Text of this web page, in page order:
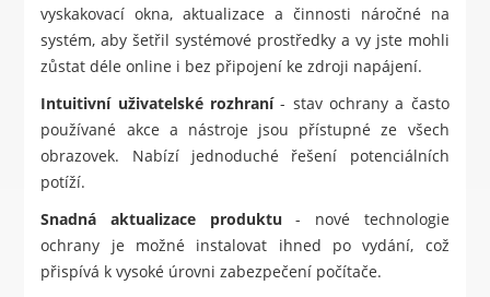
vyskakovací okna, aktualizace a činnosti náročné na
systém, aby šetřil systémové prostředky a vy jste mohli
zůstat déle online i bez připojení ke zdroji napájení.
Intuitivní uživatelské rozhraní- stav ochrany a často
používané akce a nástroje jsou přístupné ze všech
obrazovek. Nabízí jednoduché řešení potenciálních
potíží.
Snadná aktualizace produktu - nové technologie
ochrany je možné instalovat ihned po vydání, což
přispívá k vysoké úrovni zabezpečení počítače.